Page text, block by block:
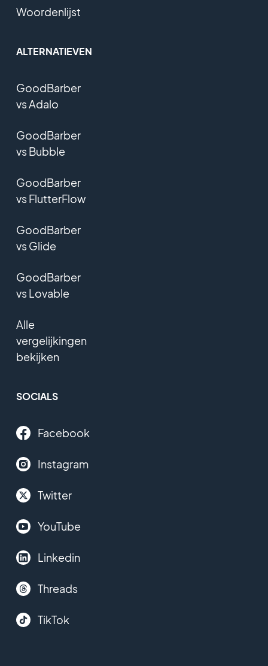
Woordenlijst
ALTERNATIEVEN
GoodBarber
vs Adalo
GoodBarber
vs Bubble
GoodBarber
vs FlutterFlow
GoodBarber
vs Glide
GoodBarber
vs Lovable
Alle
vergelijkingen
bekijken
SOCIALS
Facebook
Instagram
Twitter
YouTube
Linkedin
Threads
TikTok